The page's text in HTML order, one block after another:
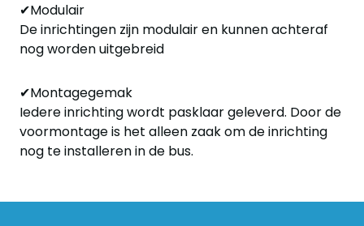
✔Modulair
De inrichtingen zijn modulair en kunnen achteraf
nog worden uitgebreid
✔Montagegemak
Iedere inrichting wordt pasklaar geleverd. Door de
voormontage is het alleen zaak om de inrichting
nog te installeren in de bus.